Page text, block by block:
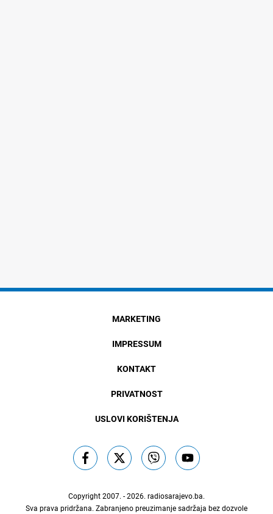
MARKETING
IMPRESSUM
KONTAKT
PRIVATNOST
USLOVI KORIŠTENJA
Copyright 2007. - 2026. radiosarajevo.ba.
Sva prava pridržana. Zabranjeno preuzimanje sadržaja bez dozvole